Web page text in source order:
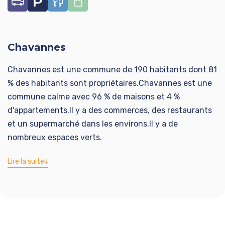
Chavannes
Chavannes est une commune de 190 habitants dont 81
% des habitants sont propriétaires.Chavannes est une
commune calme avec 96 % de maisons et 4 %
d'appartements.Il y a des commerces, des restaurants
et un supermarché dans les environs.Il y a de
nombreux espaces verts.
Lire la suite